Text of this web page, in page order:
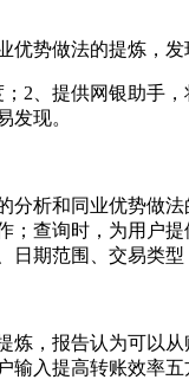
势做法的提炼，
2、提供网银助手
发现。
析和同业优势做
查询时，为用户
期范围、交易类型
，报告认为可以
入提高转账效率五